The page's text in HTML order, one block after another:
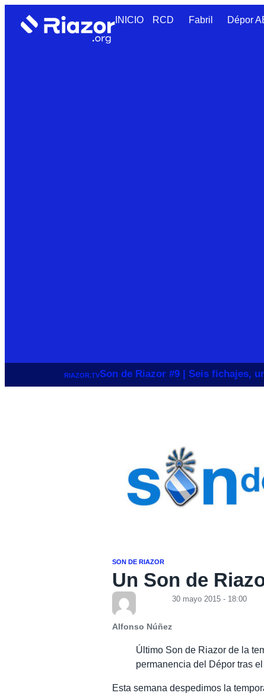
INICIO RCD Fabril Dépor
RIAZOR.TVSon de Riazor #9 | Seis fichajes,
SON DE RIAZOR
Un Son de
Alfonso Núñez
30 mayo 2015 - 18:00
Último Son de Riazor de la
permanencia del Dépor tras
Esta semana despedimos la